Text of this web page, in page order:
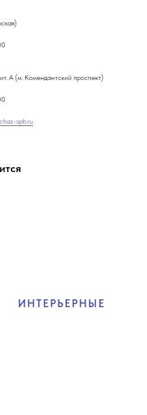
А (м. Комендантский проспект)
spb.ru
ИНТЕРЬЕРНЫЕ